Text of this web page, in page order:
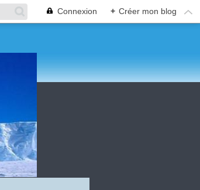
Connexion + Créer mon blog